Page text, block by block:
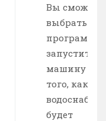
Вы сможете
выбрать
программу
запустить
машину
того, как
будет